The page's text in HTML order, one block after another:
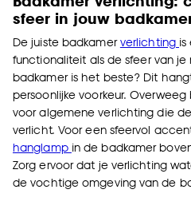
sfeer in jouw
De juiste badkamerverlichting is
functionaliteit als de sfeer van je
badkamer is het beste? Dit
persoonlijke voorkeur.
voor algemene verlichting die
verlicht. Voor een sfeervol
hanglamp in de badkamer
Zorg ervoor dat je verlichting
de vochtige omgeving van de